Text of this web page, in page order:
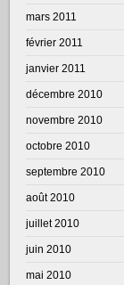
mars 2011
février 2011
janvier 2011
décembre 2010
novembre 2010
octobre 2010
septembre 2010
août 2010
juillet 2010
juin 2010
mai 2010